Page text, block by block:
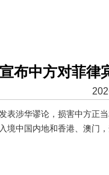
布中方对菲律
表涉华谬论，损害中方正
境中国内地和香港、澳门